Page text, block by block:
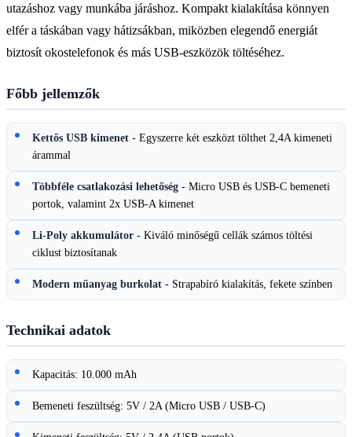
utazáshoz vagy munkába járáshoz. Kompakt kialakítása könnyen
elfér a táskában vagy hátizsákban, miközben elegendő energiát
biztosít okostelefonok és más USB-eszközök töltéséhez.
Főbb jellemzők
Kettős USB kimenet - Egyszerre két eszközt tölthet 2,4A kimeneti
árammal
Többféle csatlakozási lehetőség - Micro USB és USB-C bemeneti
portok, valamint 2x USB-A kimenet
Li-Poly akkumulátor - Kiváló minőségű cellák számos töltési
ciklust biztosítanak
Modern műanyag burkolat - Strapabíró kialakítás, fekete színben
Technikai adatok
Kapacitás: 10.000 mAh
Bemeneti feszültség: 5V / 2A (Micro USB / USB-C)